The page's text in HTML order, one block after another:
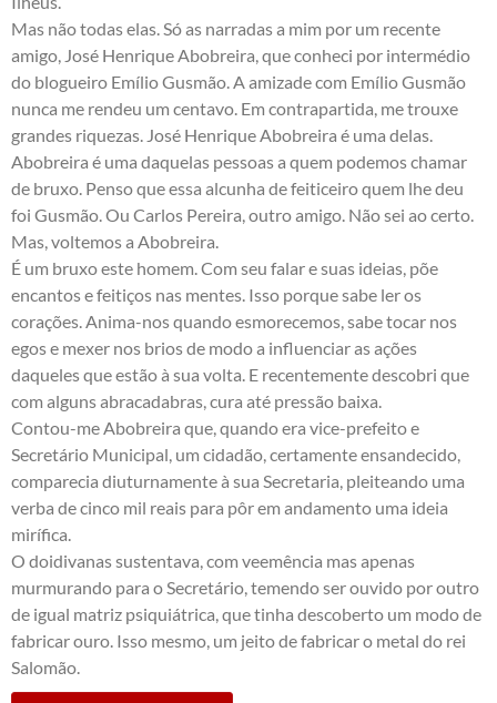
Mas não todas elas. Só as narradas a mim por um recente
amigo, José Henrique Abobreira, que conheci por intermédio
do blogueiro Emílio Gusmão. A amizade com Emílio Gusmão
nunca me rendeu um centavo. Em contrapartida, me trouxe
grandes riquezas. José Henrique Abobreira é uma delas.
Abobreira é uma daquelas pessoas a quem podemos chamar
de bruxo. Penso que essa alcunha de feiticeiro quem lhe deu
foi Gusmão. Ou Carlos Pereira, outro amigo. Não sei ao certo.
Mas, voltemos a Abobreira.
É um bruxo este homem. Com seu falar e suas ideias, põe
encantos e feitiços nas mentes. Isso porque sabe ler os
corações. Anima-nos quando esmorecemos, sabe tocar nos
egos e mexer nos brios de modo a influenciar as ações
daqueles que estão à sua volta. E recentemente descobri que
com alguns abracadabras, cura até pressão baixa.
Contou-me Abobreira que, quando era vice-prefeito e
Secretário Municipal, um cidadão, certamente ensandecido,
comparecia diuturnamente à sua Secretaria, pleiteando uma
verba de cinco mil reais para pôr em andamento uma ideia
mirífica.
O doidivanas sustentava, com veemência mas apenas
murmurando para o Secretário, temendo ser ouvido por outro
de igual matriz psiquiátrica, que tinha descoberto um modo de
fabricar ouro. Isso mesmo, um jeito de fabricar o metal do rei
Salomão.